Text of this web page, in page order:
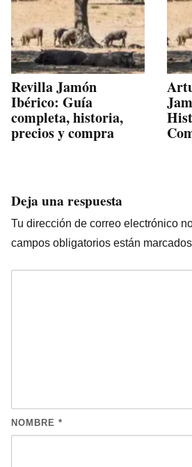
Revilla Jamón
Ibérico: Guía
completa, historia,
precios y compra
Deja una respuesta
Tu dirección de correo electrónico
campos obligatorios están
NOMBRE *